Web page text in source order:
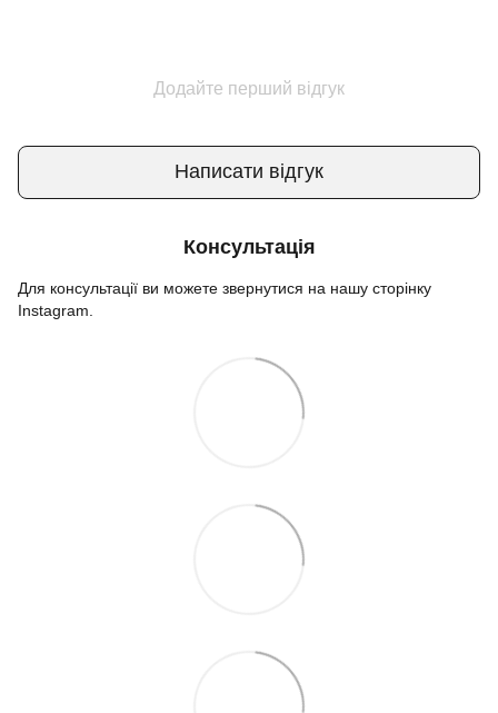
Додайте перший відгук
Написати відгук
Консультація
Для консультації ви можете звернутися на нашу сторінку
Instagram.